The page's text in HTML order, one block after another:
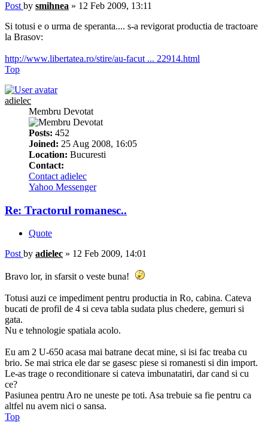
Post by smihnea » 12 Feb 2009, 13:11
Si totusi e o urma de speranta.... s-a revigorat productia de tractoare
la Brasov:
http://www.libertatea.ro/stire/au-facut ... 22914.html
Top
adielec
Membru Devotat
Posts: 452
Joined: 25 Aug 2008, 16:05
Location: Bucuresti
Contact:
Contact adielec
Yahoo Messenger
Re: Tractorul romanesc..
Quote
Post by adielec » 12 Feb 2009, 14:01
Bravo lor, in sfarsit o veste buna!
Totusi auzi ce impediment pentru productia in Ro, cabina. Cateva
bucati de profil de 4 si ceva tabla sudata plus chedere, gemuri si
gata.
Nu e tehnologie spatiala acolo.
Eu am 2 U-650 acasa mai batrane decat mine, si isi fac treaba cu
brio. Se mai strica ele dar se gasesc piese si romanesti si din import.
Le-as trage o reconditionare si cateva imbunatatiri, dar cand si cu
ce?
Pasiunea pentru Aro ne uneste pe toti. Asa trebuie sa fie pentru ca
altfel nu avem nici o sansa.
Top